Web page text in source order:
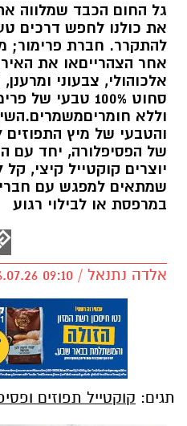
גל החום הכבד שמלווה
את כולנו לחפש דרכים
להתקרר. חברת פרימור;
אחר הצהרייםאו את
אלכוהולי, צבעוני
סחוט 100%
וללא
והטבעי של מיץ התפוזים
של הפסיפלורה, יחד עם
יוצרים קוקטייל קיצי,
שמתאים למפגש עם
במרפסת או לבילוי רגוע
אלדה נתנאל / 09:10 06.07.26
תגים: קוקטייל תפוזים